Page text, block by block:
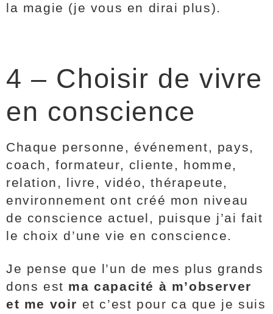
la magie (je vous en dirai plus).
4 – Choisir de vivre
en conscience
Chaque personne, événement, pays,
coach, formateur, cliente, homme,
relation, livre, vidéo, thérapeute,
environnement ont créé mon niveau
de conscience actuel, puisque j’ai fait
le choix d’une vie en conscience.
Je pense que l’un de mes plus grands
dons est ma capacité à m’observer
et me voir et c’est pour ca que je suis